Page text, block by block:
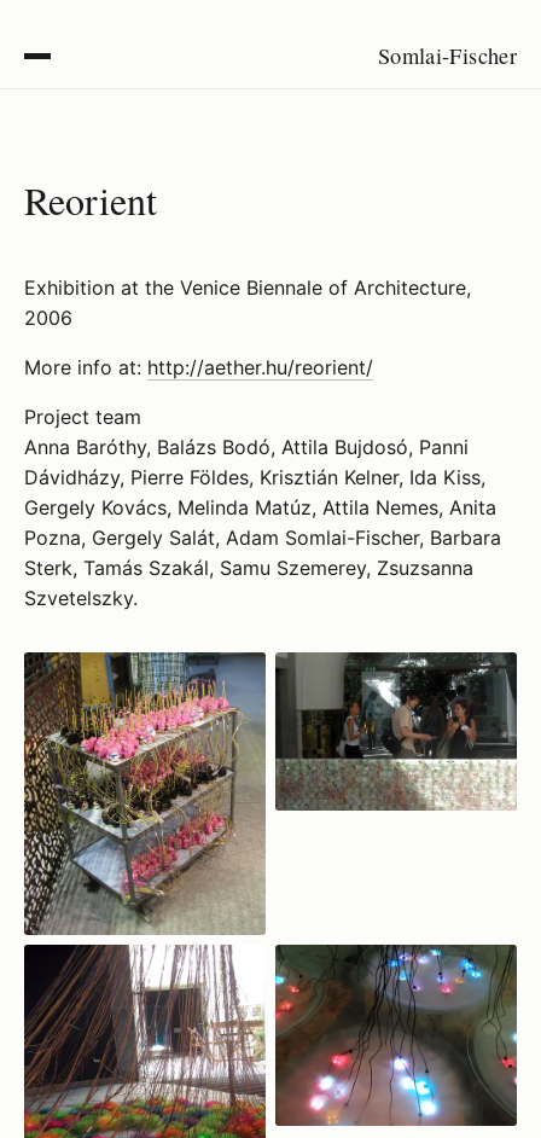
Somlai-Fischer
Reorient
Exhibition at the Venice Biennale of Architecture,
2006
More info at: http://aether.hu/reorient/
Project team
Anna Baróthy, Balázs Bodó, Attila Bujdosó, Panni
Dávidházy, Pierre Földes, Krisztián Kelner, Ida Kiss,
Gergely Kovács, Melinda Matúz, Attila Nemes, Anita
Pozna, Gergely Salát, Adam Somlai-Fischer, Barbara
Sterk, Tamás Szakál, Samu Szemerey, Zsuzsanna
Szvetelszky.